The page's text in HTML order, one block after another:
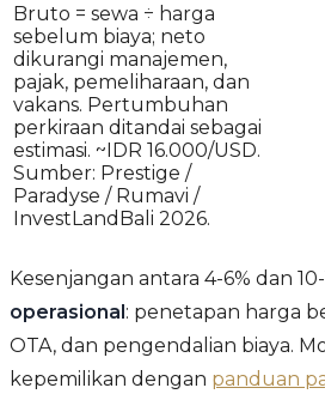
Bruto = sewa ÷ harga
sebelum biaya; neto
dikurangi manajemen,
pajak, pemeliharaan, dan
vakans. Pertumbuhan
perkiraan ditandai sebagai
estimasi. ~IDR 16.000/USD.
Sumber: Prestige /
Paradyse / Rumavi /
InvestLandBali 2026.
Kesenjangan antara 4-6% dan
operasional: penetapan harga
OTA, dan pengendalian biaya.
kepemilikan dengan panduan